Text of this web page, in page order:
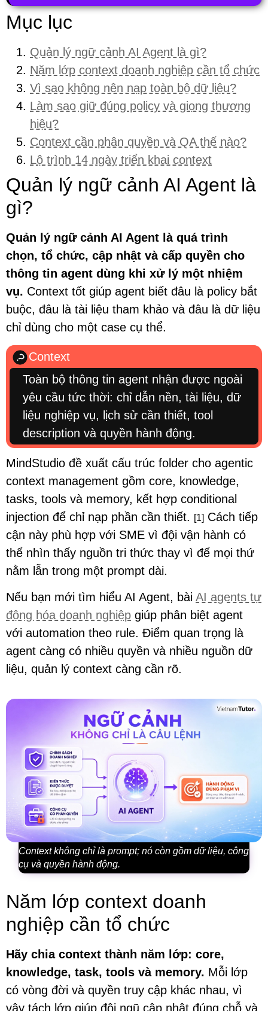
Mục lục
Quản lý ngữ cảnh AI Agent là gì?
Năm lớp context doanh nghiệp cần tổ chức
Vì sao không nên nạp toàn bộ dữ liệu?
Làm sao giữ đúng policy và giọng thương
hiệu?
Context cần phân quyền và QA thế nào?
Lộ trình 14 ngày triển khai context
Quản lý ngữ cảnh AI Agent là
gì?
Quản lý ngữ cảnh AI Agent là quá trình
chọn, tổ chức, cập nhật và cấp quyền cho
thông tin agent dùng khi xử lý một nhiệm
vụ. Context tốt giúp agent biết đâu là policy bắt
buộc, đâu là tài liệu tham khảo và đâu là dữ liệu
chỉ dùng cho một case cụ thể.
Context
Toàn bộ thông tin agent nhận được ngoài
yêu cầu tức thời: chỉ dẫn nền, tài liệu, dữ
liệu nghiệp vụ, lịch sử cần thiết, tool
description và quyền hành động.
MindStudio đề xuất cấu trúc folder cho agentic
context management gồm core, knowledge,
tasks, tools và memory, kết hợp conditional
injection để chỉ nạp phần cần thiết. [1] Cách tiếp
cận này phù hợp với SME vì đội vận hành có
thể nhìn thấy nguồn tri thức thay vì để mọi thứ
nằm lẫn trong một prompt dài.
Nếu bạn mới tìm hiểu AI Agent, bài AI agents tự
động hóa doanh nghiệp giúp phân biệt agent
với automation theo rule. Điểm quan trọng là
agent càng có nhiều quyền và nhiều nguồn dữ
liệu, quản lý context càng cần rõ.
Context không chỉ là prompt; nó còn gồm dữ liệu, công
cụ và quyền hành động.
Năm lớp context doanh
nghiệp cần tổ chức
Hãy chia context thành năm lớp: core,
knowledge, task, tools và memory. Mỗi lớp
có vòng đời và quyền truy cập khác nhau, vì
vậy tách lớp giúp đội ngũ cập nhật đúng chỗ và